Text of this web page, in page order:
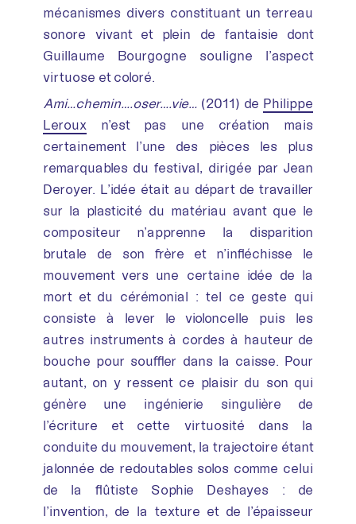
mécanismes divers constituant un terreau
sonore vivant et plein de fantaisie dont
Guillaume Bourgogne souligne l’aspect
virtuose et coloré.
Ami…chemin….oser….vie… (2011) de Philippe
Lerouxn’est pas une création mais
certainement l’une des pièces les plus
remarquables du festival, dirigée par Jean
Deroyer. L’idée était au départ de travailler
sur la plasticité du matériau avant que le
compositeur n’apprenne la disparition
brutale de son frère et n’infléchisse le
mouvement vers une certaine idée de la
mort et du cérémonial : tel ce geste qui
consiste à lever le violoncelle puis les
autres instruments à cordes à hauteur de
bouche pour souffler dans la caisse. Pour
autant, on y ressent ce plaisir du son qui
génère une ingénierie singulière de
l’écriture et cette virtuosité dans la
conduite du mouvement, la trajectoire étant
jalonnée de redoutables solos comme celui
de la flûtiste Sophie Deshayes : de
l’invention, de la texture et de l’épaisseur